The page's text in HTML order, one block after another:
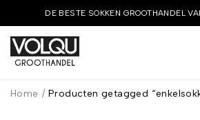
DE BESTE SOKKEN GROOTHANDEL
Home / Producten getagged